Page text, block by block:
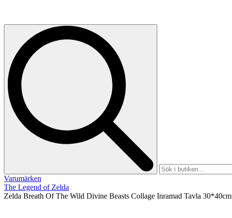
Varumärken
The Legend of Zelda
Zelda Breath Of The Wild Divine Beasts Collage Inramad Tavla 30*40cm